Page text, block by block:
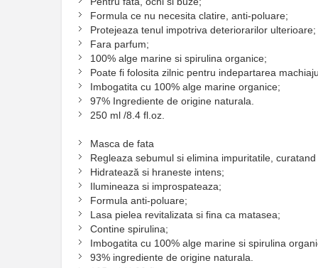
Formula ce nu necesita clatire, anti-poluare;
Protejeaza tenul impotriva deteriorarilor ulterioare;
Fara parfum;
100% alge marine si spirulina organice;
Poate fi folosita zilnic pentru indepartarea
Imbogatita cu 100% alge marine organice;
97% Ingrediente de origine naturala.
250 ml /8.4 fl.oz.
Masca de fata
Regleaza sebumul si elimina impuritatile,
Hidratează si hraneste intens;
Ilumineaza si improspateaza;
Formula anti-poluare;
Lasa pielea revitalizata si fina ca matasea;
Contine spirulina;
Imbogatita cu 100% alge marine si spirulina
93% ingrediente de origine naturala.